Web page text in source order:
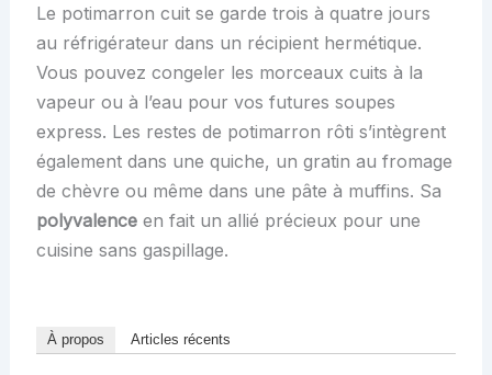
Le potimarron cuit se garde trois à quatre jours
au réfrigérateur dans un récipient hermétique.
Vous pouvez congeler les morceaux cuits à la
vapeur ou à l’eau pour vos futures soupes
express. Les restes de potimarron rôti s’intègrent
également dans une quiche, un gratin au fromage
de chèvre ou même dans une pâte à muffins. Sa
polyvalenceen fait un allié précieux pour une
cuisine sans gaspillage.
À propos Articles récents